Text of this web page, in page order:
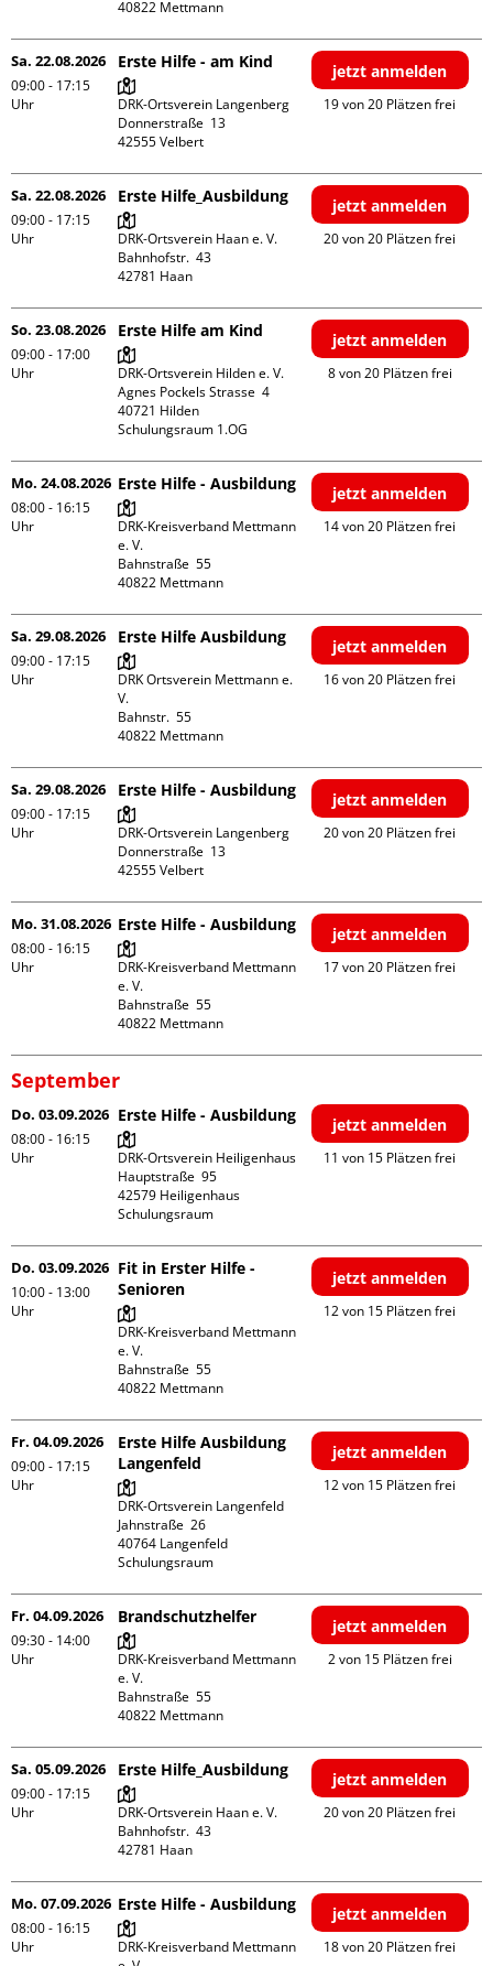
Sa. 22.08.2026
09:00 - 17:15
Uhr
Erste Hilfe - am Kind
DRK-Ortsverein Langenberg
Donnerstraße  13
jetzt anmelden
19 von 20 Plätzen frei
Sa. 22.08.2026
09:00 - 17:15
Uhr
Erste Hilfe_Ausbildung
DRK-Ortsverein Haan e. V.
Bahnhofstr.  43
jetzt anmelden
20 von 20 Plätzen frei
So. 23.08.2026
09:00 - 17:00
Uhr
Erste Hilfe am Kind
DRK-Ortsverein Hilden e. V.
Agnes Pockels Strasse  4
40721 Hilden
Schulungsraum 1.OG
jetzt anmelden
8 von 20 Plätzen frei
Mo. 24.08.2026
08:00 - 16:15
Uhr
Erste Hilfe - Ausbildung
DRK-Kreisverband Mettmann
e. V.
Bahnstraße  55
jetzt anmelden
14 von 20 Plätzen frei
Sa. 29.08.2026
09:00 - 17:15
Uhr
Erste Hilfe Ausbildung
DRK Ortsverein Mettmann e.
V.
Bahnstr.  55
jetzt anmelden
16 von 20 Plätzen frei
Sa. 29.08.2026
09:00 - 17:15
Uhr
Erste Hilfe - Ausbildung
DRK-Ortsverein Langenberg
Donnerstraße  13
jetzt anmelden
20 von 20 Plätzen frei
Mo. 31.08.2026
08:00 - 16:15
Uhr
Erste Hilfe - Ausbildung
DRK-Kreisverband Mettmann
e. V.
Bahnstraße  55
jetzt anmelden
17 von 20 Plätzen frei
September
Do. 03.09.2026
08:00 - 16:15
Uhr
Erste Hilfe - Ausbildung
DRK-Ortsverein Heiligenhaus
Hauptstraße  95
42579 Heiligenhaus
Schulungsraum
jetzt anmelden
11 von 15 Plätzen frei
Do. 03.09.2026
10:00 - 13:00
Uhr
Fit in Erster Hilfe -
Senioren
DRK-Kreisverband Mettmann
e. V.
Bahnstraße  55
jetzt anmelden
12 von 15 Plätzen frei
Fr. 04.09.2026
09:00 - 17:15
Uhr
Erste Hilfe Ausbildung
Langenfeld
DRK-Ortsverein Langenfeld
Jahnstraße  26
40764 Langenfeld
Schulungsraum
jetzt anmelden
12 von 15 Plätzen frei
Fr. 04.09.2026
09:30 - 14:00
Uhr
Brandschutzhelfer
DRK-Kreisverband Mettmann
e. V.
Bahnstraße  55
jetzt anmelden
2 von 15 Plätzen frei
Sa. 05.09.2026
09:00 - 17:15
Uhr
Erste Hilfe_Ausbildung
DRK-Ortsverein Haan e. V.
Bahnhofstr.  43
jetzt anmelden
20 von 20 Plätzen frei
Mo. 07.09.2026
08:00 - 16:15
Uhr
Erste Hilfe - Ausbildung
DRK-Kreisverband Mettmann
jetzt anmelden
18 von 20 Plätzen frei